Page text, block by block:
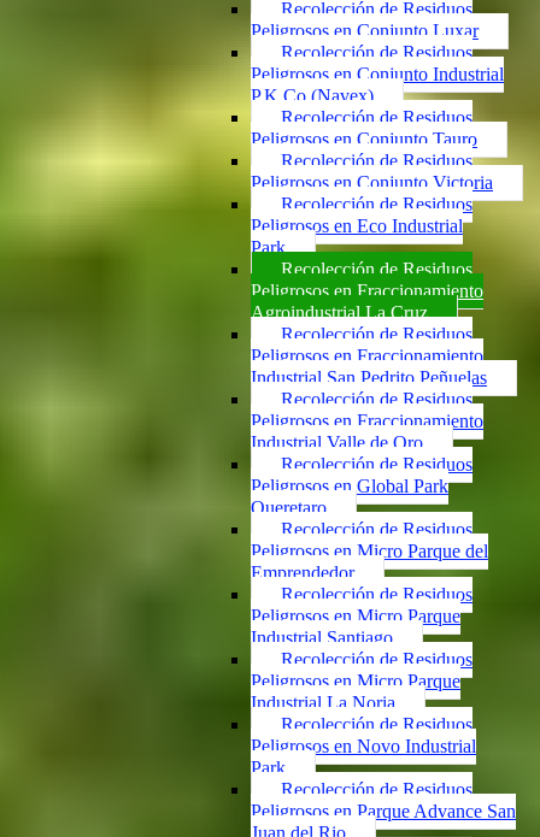
Recolección de Residuos
Peligrosos en Conjunto Luxar
Recolección de Residuos
Peligrosos en Conjunto Industrial
P.K.Co (Navex)
Recolección de Residuos
Peligrosos en Conjunto Tauro
Recolección de Residuos
Peligrosos en Conjunto Victoria
Recolección de Residuos
Peligrosos en Eco Industrial
Park
Recolección de Residuos
Peligrosos en Fraccionamiento
Agroindustrial La Cruz
Recolección de Residuos
Peligrosos en Fraccionamiento
Industrial San Pedrito Peñuelas
Recolección de Residuos
Peligrosos en Fraccionamiento
Industrial Valle de Oro
Recolección de Residuos
Peligrosos en Global Park
Queretaro
Recolección de Residuos
Peligrosos en Micro Parque del
Emprendedor
Recolección de Residuos
Peligrosos en Micro Parque
Industrial Santiago
Recolección de Residuos
Peligrosos en Micro Parque
Industrial La Noria
Recolección de Residuos
Peligrosos en Novo Industrial
Park
Recolección de Residuos
Peligrosos en Parque Advance San
Juan del Rio